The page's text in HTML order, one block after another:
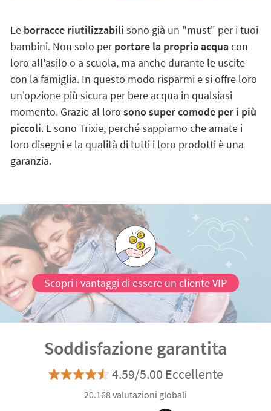
Le borracce riutilizzabili sono già un "must" per i tuoi
bambini. Non solo perportare la propria acquacon
loro all'asilo o a scuola, ma anche durante le uscite
con la famiglia. In questo modo risparmi e si offre loro
un'opzione più sicura per bere acqua in qualsiasi
momento. Grazie al loro sono super comode per i più
piccoli. E sono Trixie, perché sappiamo che amate i
loro disegni e la qualità di tutti i loro prodotti è una
garanzia.
Scopri i vantaggi di essere un cliente VIP
Soddisfazione garantita
4.59/5.00 Eccellente
20.168 valutazioni globali